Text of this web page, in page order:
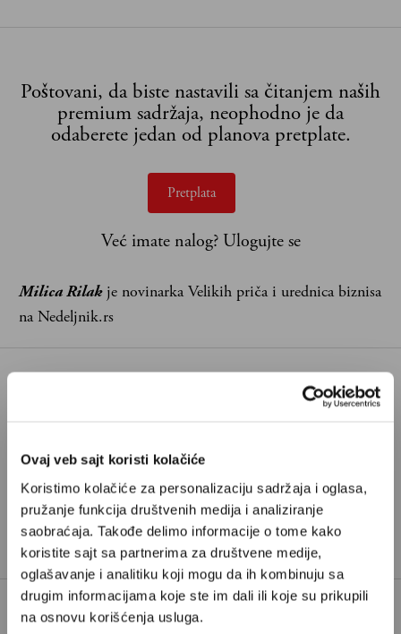
Ovaj veb sajt koristi kolačiće
Koristimo kolačiće za personalizaciju sadržaja i oglasa,
pružanje funkcija društvenih medija i analiziranje
saobraćaja. Takođe delimo informacije o tome kako
koristite sajt sa partnerima za društvene medije,
oglašavanje i analitiku koji mogu da ih kombinuju sa
drugim informacijama koje ste im dali ili koje su prikupili
na osnovu korišćenja usluga.
Poštovani, da biste nastavili sa čitanjem naših
premium sadržaja, neophodno je da
odaberete jedan od planova pretplate.
Pretplata
Već imate nalog? Ulogujte se
Milica Rilakje novinarka Velikih priča i urednica biznisa
na Nedeljnik.rs
TAGOVI:
KRISTIN LAGARD
MOL GRUPA
NETFLIX
PLAVI HORIZONTI